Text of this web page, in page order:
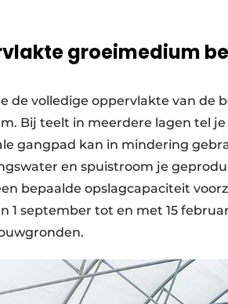
groeimedium
de volledige oppervlakte van de
Bij teelt in meerdere lagen tel
gangpad kan in mindering
en spuistroom je
bepaalde opslagcapaciteit
1 september tot en met 15